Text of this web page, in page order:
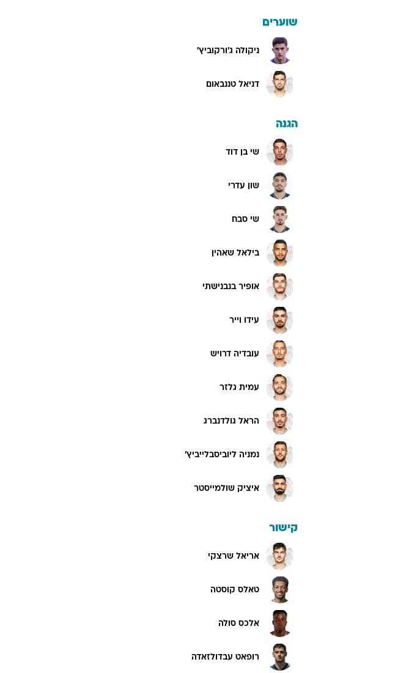
שוערים
ניקולה ג'ורקוביץ'
דניאל טננבאום
הגנה
שי בן דוד
שון עדרי
שי סבח
בילאל שאהין
אופיר בנבנישתי
עידו וייר
עובדיה דרויש
עמית גלזר
הראל גולדנברג
נמניה ליוביסבלייביץ'
איציק שולמייסטר
קישור
אריאל שרצקי
טאלס קוסטה
אלכס סולה
רופאט עבדולזאדה